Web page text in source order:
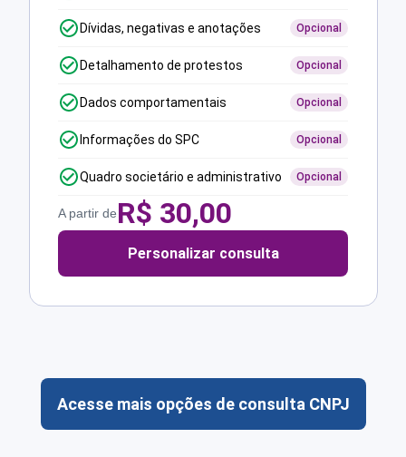
Dívidas, negativas e anotações Opcional
Detalhamento de protestos Opcional
Dados comportamentais Opcional
Informações do SPC Opcional
Quadro societário e administrativo Opcional
A partir deR$ 30,00
Personalizar consulta
Acesse mais opções de consulta CNPJ